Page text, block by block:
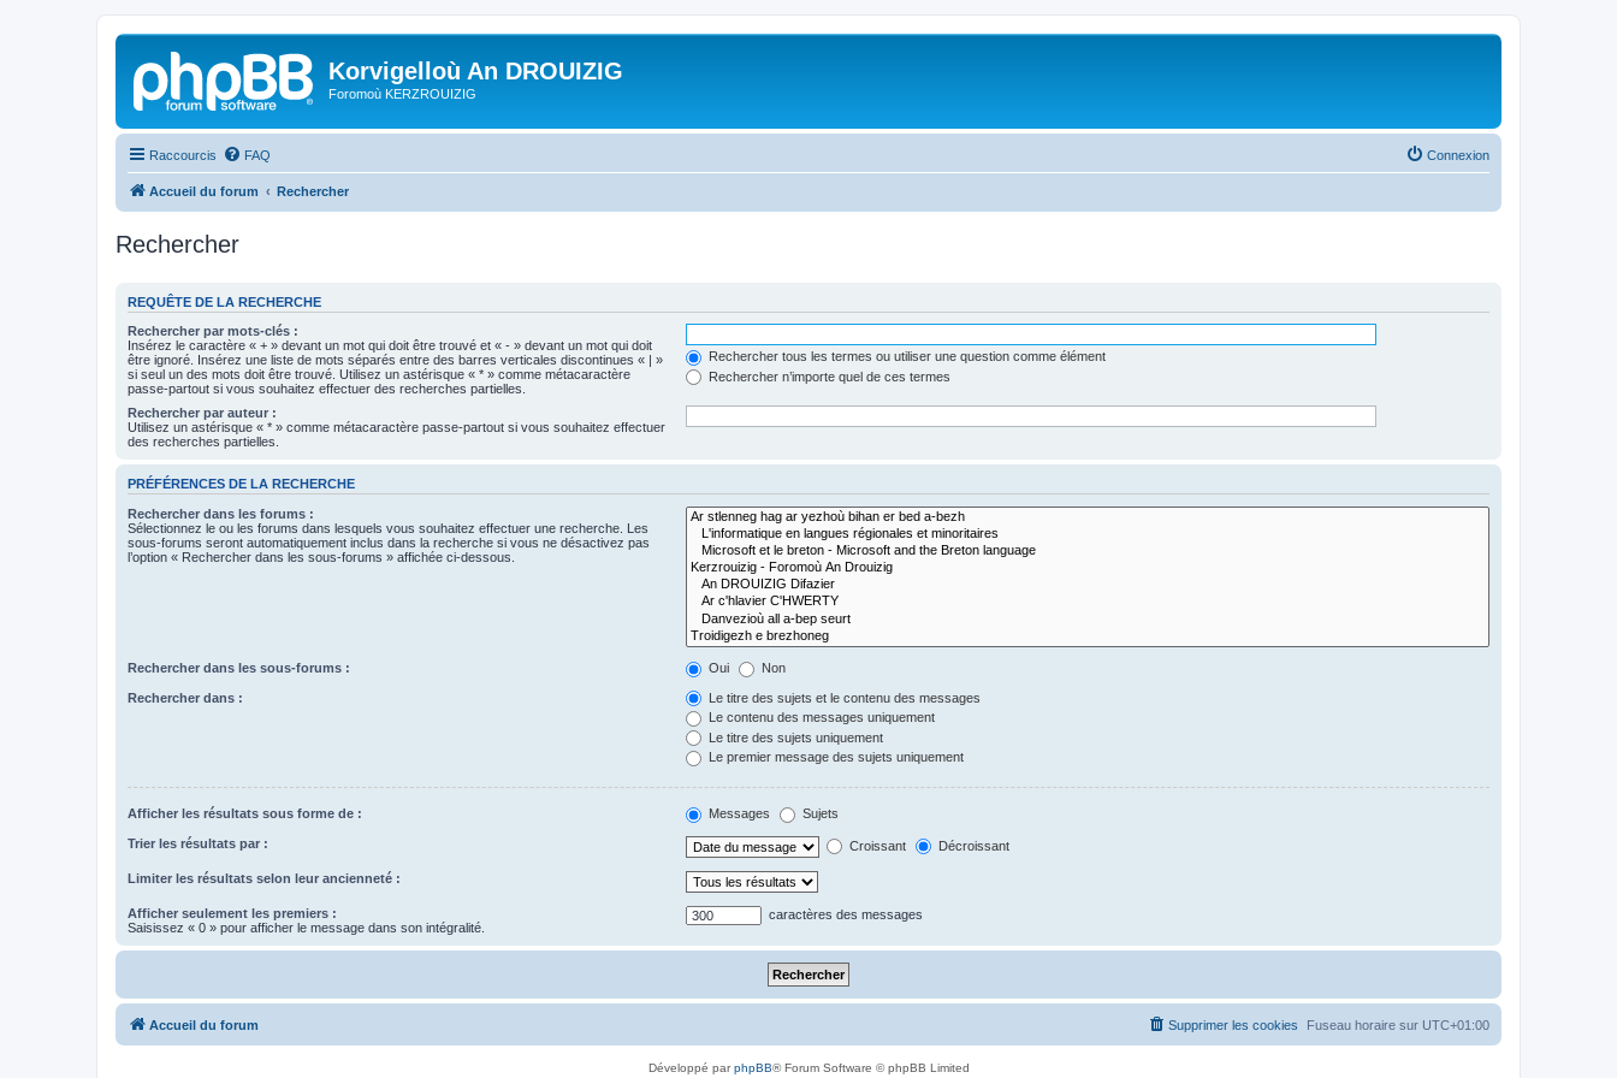
Korvigelloù An DROUIZIG
Foromoù KERZROUIZIG
Raccourcis FAQ Connexion
Accueil du forum Rechercher
Rechercher
REQUÊTE DE LA RECHERCHE
Rechercher par mots-clés :
Insérez le caractère « + » devant un mot qui doit être trouvé et « - » devant un mot qui doit
être ignoré. Insérez une liste de mots séparés entre des barres verticales discontinues « | »
si seul un des mots doit être trouvé. Utilisez un astérisque « * » comme métacaractère
passe-partout si vous souhaitez effectuer des recherches partielles.
Rechercher tous les termes ou utiliser une question comme élément
Rechercher n’importe quel de ces termes
Rechercher par auteur :
Utilisez un astérisque « * » comme métacaractère passe-partout si vous souhaitez effectuer
des recherches partielles.
PRÉFÉRENCES DE LA RECHERCHE
Rechercher dans les forums :
Sélectionnez le ou les forums dans lesquels vous souhaitez effectuer une recherche. Les
sous-forums seront automatiquement inclus dans la recherche si vous ne désactivez pas
l’option « Rechercher dans les sous-forums » affichée ci-dessous.
Rechercher dans les sous-forums : Oui Non
Rechercher dans :
Le titre des sujets et le contenu des messages
Le contenu des messages uniquement
Le titre des sujets uniquement
Le premier message des sujets uniquement
Afficher les résultats sous forme de : Messages Sujets
Trier les résultats par : Croissant Décroissant
Limiter les résultats selon leur ancienneté :
Afficher seulement les premiers :
Saisissez « 0 » pour afficher le message dans son intégralité.
caractères des messages
Accueil du forum Fuseau horaire sur UTC+01:00
Supprimer les cookies
Développé parphpBB® Forum Software © phpBB Limited